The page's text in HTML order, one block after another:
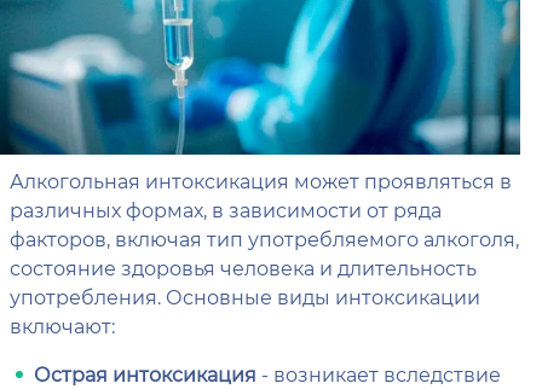
Алкогольная интоксикация может проявляться в
различных формах, в зависимости от ряда
факторов, включая тип употребляемого алкоголя,
состояние здоровья человека и длительность
употребления. Основные виды интоксикации
включают:
Острая интоксикация - возникает вследствие